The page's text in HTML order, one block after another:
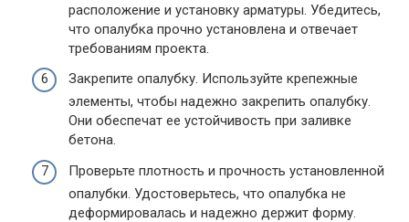
расположение и установку арматуры. Убедитесь,
что опалубка прочно установлена и отвечает
требованиям проекта.
Закрепите опалубку. Используйте крепежные
элементы, чтобы надежно закрепить опалубку.
Они обеспечат ее устойчивость при заливке
бетона.
Проверьте плотность и прочность установленной
опалубки. Удостоверьтесь, что опалубка не
деформировалась и надежно держит форму.